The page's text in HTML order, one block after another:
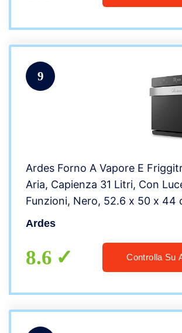
9
Ardes Forno A Vapore E
Aria, Capienza 31 Litri, Con
Funzioni, Nero, ‎52.6 x 50 x 44
Kg
Ardes
8.6 Controlla Su